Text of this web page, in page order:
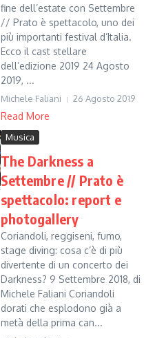
fine dell’estate con Settembre
// Prato è spettacolo, uno dei
più importanti festival d’Italia.
Ecco il cast stellare
dell’edizione 2019 24 Agosto
2019, ...
Michele Faliani 26 Agosto 2019
Read More
Musica
The Darkness a
Settembre // Prato è
spettacolo: report e
photogallery
Coriandoli, reggiseni, fumo,
stage diving: cosa c’è di più
divertente di un concerto dei
Darkness? 9 Settembre 2018, di
Michele Faliani Coriandoli
dorati che esplodono già a
metà della prima can...